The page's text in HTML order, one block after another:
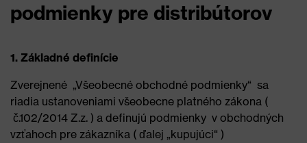
podmienky pre distribútorov
1. Základné definície
Zverejnené „Všeobecné obchodné podmienky“ sa
riadia ustanoveniami všeobecne platného zákona (
č.102/2014 Z.z. ) a definujú podmienky v obchodných
vzťahoch pre zákazníka ( ďalej „kupujúci“ )